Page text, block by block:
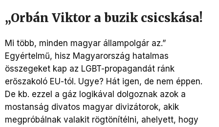
„Orbán Viktor a buzik csicskása!
Mi több, minden magyar állampolgár az.”
Egyértelmű, hisz Magyarország hatalmas
összegeket kap az LGBT-propagandát ránk
erőszakoló EU-tól. Ugye? Hát igen, de nem éppen.
De kb. ezzel a gáz logikával dolgoznak azok a
mostanság divatos magyar divizátorok, akik
megpróbálnak valakit rögtönítélni, ahelyett, hogy